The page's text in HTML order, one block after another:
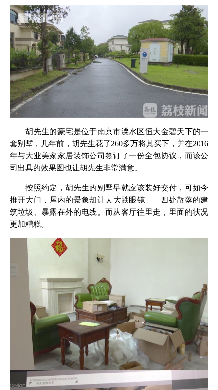
胡先生的豪宅是位于南京市溧水区恒大金碧天下的一
套别墅，几年前，胡先生花了260多万将其买下，并在2016
年与大业美家家居装饰公司签订了一份全包协议，而该公
司出具的效果图也让胡先生非常满意。
按照约定，胡先生的别墅早就应该装好交付，可如今
推开大门，屋内的景象却让人大跌眼镜——四处散落的建
筑垃圾、暴露在外的电线。而从客厅往里走，里面的状况
更加糟糕。